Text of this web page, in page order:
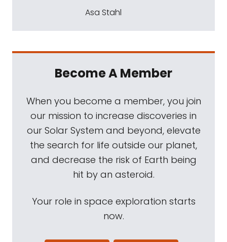
Asa Stahl
Become A Member
When you become a member, you join
our mission to increase discoveries in
our Solar System and beyond, elevate
the search for life outside our planet,
and decrease the risk of Earth being
hit by an asteroid.
Your role in space exploration starts
now.